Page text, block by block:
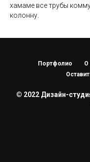
хамаме все трубы
колонну.
Портфолио О
© 2022 Дизайн-